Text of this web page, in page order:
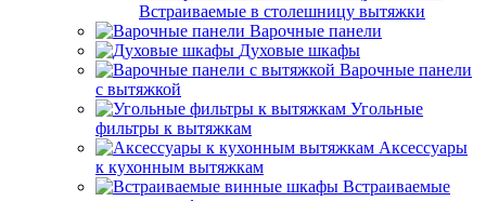
Встраиваемые в столешницу вытяжки
Варочные панели
Духовые шкафы
Варочные панели
с вытяжкой
Угольные
фильтры к вытяжкам
Аксессуары
к кухонным вытяжкам
Встраиваемые